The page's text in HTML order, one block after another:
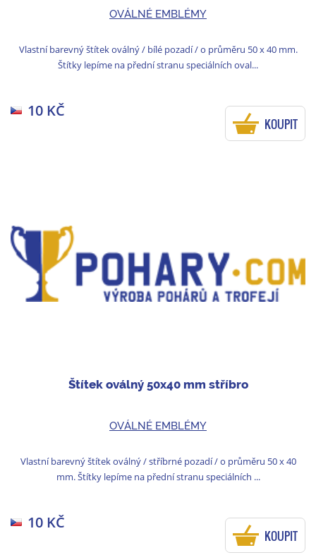
OVÁLNÉ EMBLÉMY
Vlastní barevný štítek oválný / bílé pozadí / o průměru 50 x 40 mm.
Štítky lepíme na přední stranu speciálních oval...
10 KČ
KOUPIT
Štítek oválný 50x40 mm stříbro
OVÁLNÉ EMBLÉMY
Vlastní barevný štítek oválný / stříbrné pozadí / o průměru 50 x 40
mm. Štítky lepíme na přední stranu speciálních ...
10 KČ
KOUPIT